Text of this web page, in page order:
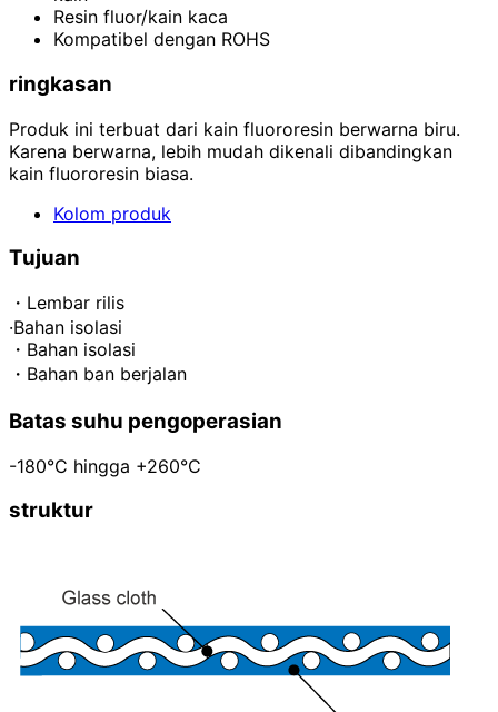
Resin fluor/kain kaca
Kompatibel dengan ROHS
ringkasan
Produk ini terbuat dari kain fluororesin berwarna biru.
Karena berwarna, lebih mudah dikenali dibandingkan
kain fluororesin biasa.
Kolom produk
Tujuan
・Lembar rilis
·Bahan isolasi
・Bahan isolasi
・Bahan ban berjalan
Batas suhu pengoperasian
-180°C hingga +260°C
struktur